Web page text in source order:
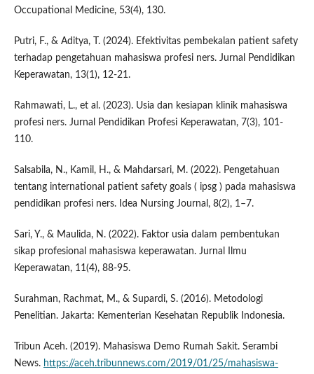
Occupational Medicine, 53(4), 130.
Putri, F., & Aditya, T. (2024). Efektivitas pembekalan patient safety
terhadap pengetahuan mahasiswa profesi ners. Jurnal Pendidikan
Keperawatan, 13(1), 12-21.
Rahmawati, L., et al. (2023). Usia dan kesiapan klinik mahasiswa
profesi ners. Jurnal Pendidikan Profesi Keperawatan, 7(3), 101-
110.
Salsabila, N., Kamil, H., & Mahdarsari, M. (2022). Pengetahuan
tentang international patient safety goals ( ipsg ) pada mahasiswa
pendidikan profesi ners. Idea Nursing Journal, 8(2), 1–7.
Sari, Y., & Maulida, N. (2022). Faktor usia dalam pembentukan
sikap profesional mahasiswa keperawatan. Jurnal Ilmu
Keperawatan, 11(4), 88-95.
Surahman, Rachmat, M., & Supardi, S. (2016). Metodologi
Penelitian. Jakarta: Kementerian Kesehatan Republik Indonesia.
Tribun Aceh. (2019). Mahasiswa Demo Rumah Sakit. Serambi
News. https://aceh.tribunnews.com/2019/01/25/mahasiswa-